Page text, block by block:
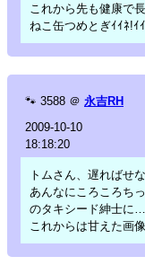
これから先も健康で
ねこ缶つめとぎｲｲﾈ!ｲ
🐾 3588 ＠ 永吉RH
2009-10-10
18:18:20
トムさん、遅ればせ
あんなにころころち
のタキシード紳士に…
これからは甘えた画